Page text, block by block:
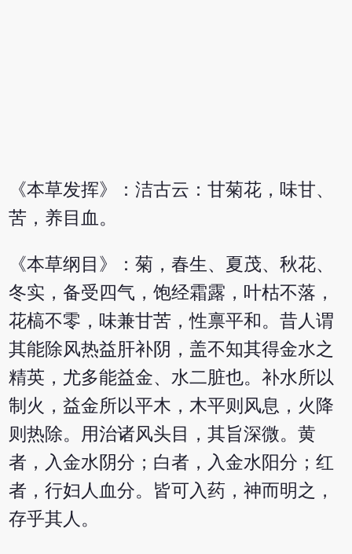
《本草发挥》：洁古云：甘菊花，味甘、
苦，养目血。
《本草纲目》：菊，春生、夏茂、秋花、
冬实，备受四气，饱经霜露，叶枯不落，
花槁不零，味兼甘苦，性禀平和。昔人谓
其能除风热益肝补阴，盖不知其得金水之
精英，尤多能益金、水二脏也。补水所以
制火，益金所以平木，木平则风息，火降
则热除。用治诸风头目，其旨深微。黄
者，入金水阴分；白者，入金水阳分；红
者，行妇人血分。皆可入药，神而明之，
存乎其人。